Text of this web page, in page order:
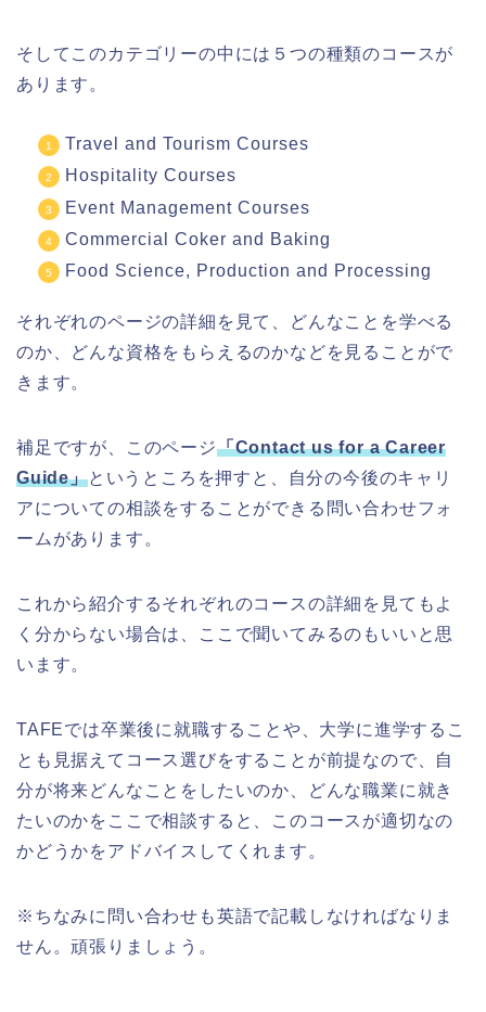
そしてこのカテゴリーの中には５つの種類のコースが
あります。
Travel and Tourism Courses
Hospitality Courses
Event Management Courses
Commercial Coker and Baking
Food Science, Production and Processing
それぞれのページの詳細を見て、どんなことを学べる
のか、どんな資格をもらえるのかなどを見ることがで
きます。
補足ですが、このページ「Contact us for a Career
Guide」というところを押すと、自分の今後のキャリ
アについての相談をすることができる問い合わせフォ
ームがあります。
これから紹介するそれぞれのコースの詳細を見てもよ
く分からない場合は、ここで聞いてみるのもいいと思
います。
TAFEでは卒業後に就職することや、大学に進学するこ
とも見据えてコース選びをすることが前提なので、自
分が将来どんなことをしたいのか、どんな職業に就き
たいのかをここで相談すると、このコースが適切なの
かどうかをアドバイスしてくれます。
※ちなみに問い合わせも英語で記載しなければなりま
せん。頑張りましょう。